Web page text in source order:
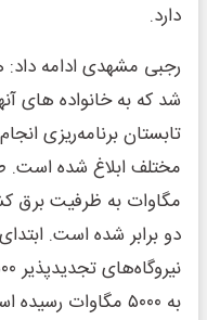
دارد.
شد که به خانواده های
تابستان برنامه‌ریزی
مگاوات به ظرفیت برق
دو برابر شده است.
به ۵۰۰۰ مگاوات رسیده است که عدد چشم گیری است.